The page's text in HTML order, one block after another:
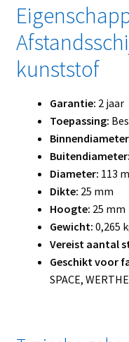
kunststof
Garantie: 2 jaar
Toepassing:
Buitendiameter:
Diameter: 113
Dikte: 25 mm
Hoogte: 25 mm
Gewicht: 0,265
Vereist aantal
Geschikt voor
SPACE,